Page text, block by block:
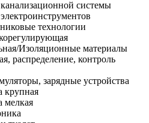
системы
технологии
Изоляционные материалы
распределение, контроль
зарядные устройства
крупная
мелкая